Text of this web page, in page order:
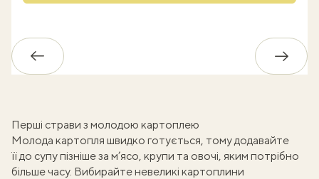
Назад
Перші страви з молодою картоплею
Молода картопля швидко готується, тому додавайте
її до супу пізніше за м’ясо, крупи та овочі, яким потрібно
більше часу. Вибирайте невеликі картоплини